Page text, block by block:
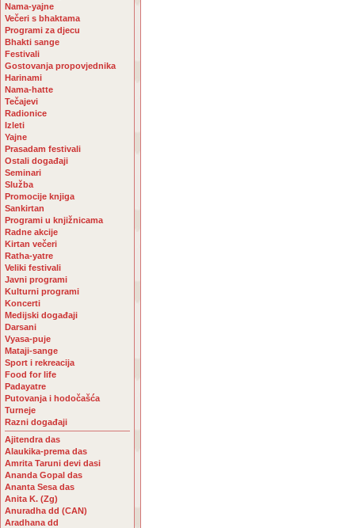
Nama-yajne
Večeri s bhaktama
Programi za djecu
Bhakti sange
Festivali
Gostovanja propovjednika
Harinami
Nama-hatte
Tečajevi
Radionice
Izleti
Yajne
Prasadam festivali
Ostali događaji
Seminari
Služba
Promocije knjiga
Sankirtan
Programi u knjižnicama
Radne akcije
Kirtan večeri
Ratha-yatre
Veliki festivali
Javni programi
Kulturni programi
Koncerti
Medijski događaji
Darsani
Vyasa-puje
Mataji-sange
Sport i rekreacija
Food for life
Padayatre
Putovanja i hodočašća
Turneje
Razni događaji
Ajitendra das
Alaukika-prema das
Amrita Taruni devi dasi
Ananda Gopal das
Ananta Sesa das
Anita K. (Zg)
Anuradha dd (CAN)
Aradhana dd